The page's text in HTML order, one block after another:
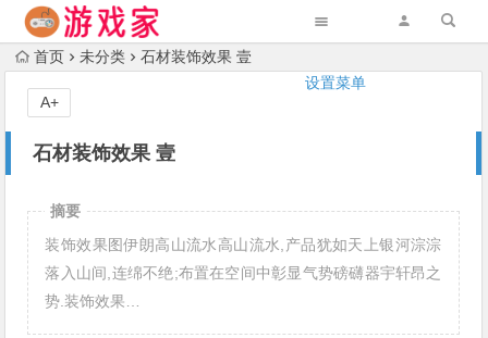
设置菜单
首页 未分类 石材装饰效果 壹
石材装饰效果 壹
A+
摘要
装饰效果图伊朗高山流水高山流水,产品犹如天上银河淙淙
落入山间,连绵不绝;布置在空间中彰显气势磅礴器宇轩昂之
势.装饰效果…